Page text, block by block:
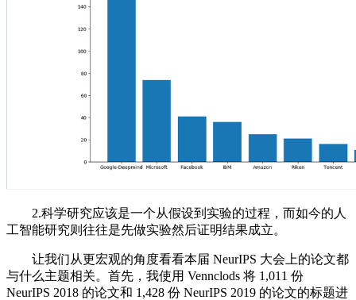
2.科学研究应该是一个从假设到实验的过程，而如今的人
工智能研究则往往是先做实验然后证明结果成立。
让我们从更宏观的角度看看本届 NeurIPS 大会上的论文都
与什么主题相关。首先，我使用 Vennclods 将 1,011 份
NeurIPS 2018 的论文和 1,428 份 NeurIPS 2019 的论文的标题进